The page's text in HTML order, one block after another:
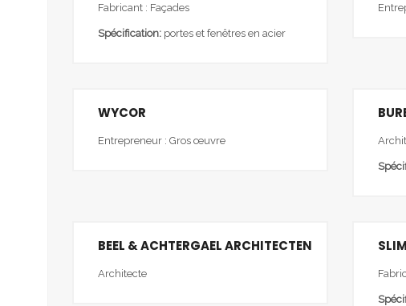
Fabricant : Façades
Spécification: portes et fenêtres en acier
WYCOR
Entrepreneur : Gros œuvre
BEEL & ACHTERGAEL ARCHITECTEN
Architecte